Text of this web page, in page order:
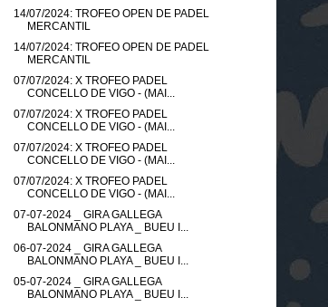
14/07/2024: TROFEO OPEN DE PADEL
MERCANTIL
14/07/2024: TROFEO OPEN DE PADEL
MERCANTIL
07/07/2024: X TROFEO PADEL
CONCELLO DE VIGO - (MAI...
07/07/2024: X TROFEO PADEL
CONCELLO DE VIGO - (MAI...
07/07/2024: X TROFEO PADEL
CONCELLO DE VIGO - (MAI...
07/07/2024: X TROFEO PADEL
CONCELLO DE VIGO - (MAI...
07-07-2024 _ GIRA GALLEGA
BALONMANO PLAYA _ BUEU I...
06-07-2024 _ GIRA GALLEGA
BALONMANO PLAYA _ BUEU I...
05-07-2024 _ GIRA GALLEGA
BALONMANO PLAYA _ BUEU I...